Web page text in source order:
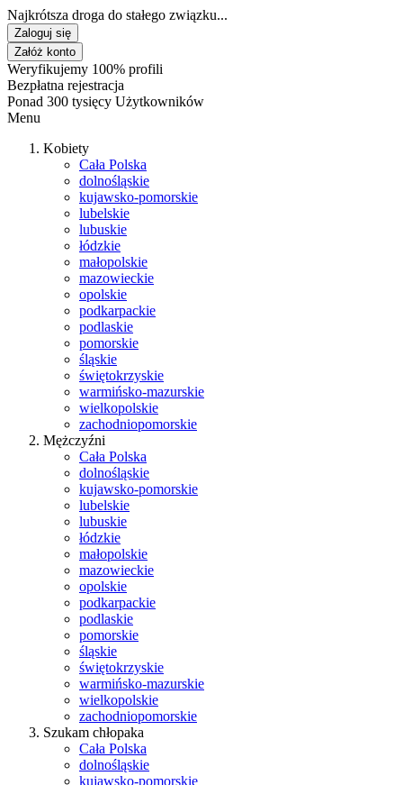
Najkrótsza droga do stałego związku...
Zaloguj się
Załóż konto
Weryfikujemy 100% profili
Bezpłatna rejestracja
Ponad 300 tysięcy Użytkowników
Menu
Kobiety
Cała Polska
dolnośląskie
kujawsko-pomorskie
lubelskie
lubuskie
łódzkie
małopolskie
mazowieckie
opolskie
podkarpackie
podlaskie
pomorskie
śląskie
świętokrzyskie
warmińsko-mazurskie
wielkopolskie
zachodniopomorskie
Mężczyźni
Cała Polska
dolnośląskie
kujawsko-pomorskie
lubelskie
lubuskie
łódzkie
małopolskie
mazowieckie
opolskie
podkarpackie
podlaskie
pomorskie
śląskie
świętokrzyskie
warmińsko-mazurskie
wielkopolskie
zachodniopomorskie
Szukam chłopaka
Cała Polska
dolnośląskie
kujawsko-pomorskie